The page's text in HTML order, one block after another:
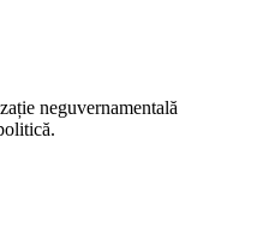
neguvernamentală